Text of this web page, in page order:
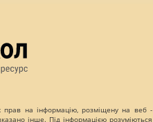
прав на інформацію, розміщену на веб -
інше. Під інформацією розуміються